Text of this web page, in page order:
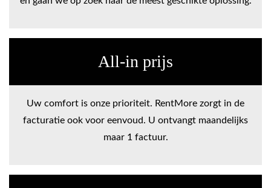
All-in prijs
Uw comfort is onze prioriteit. RentMore zorgt in de
facturatie ook voor eenvoud. U ontvangt maandelijks
maar 1 factuur.